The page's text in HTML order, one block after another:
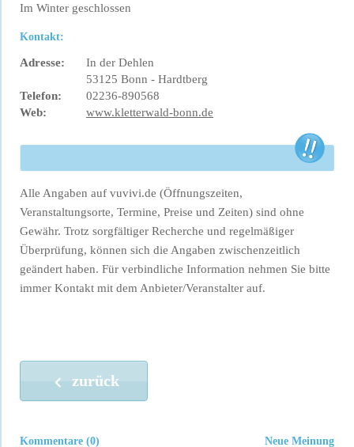
Im Winter geschlossen
Kontakt:
Adresse:
In der Dehlen
53125 Bonn - Hardtberg
Telefon:
02236-890568
Web:
www.kletterwald-bonn.de
Alle Angaben auf vuvivi.de (Öffnungszeiten,
Veranstaltungsorte, Termine, Preise und Zeiten) sind ohne
Gewähr. Trotz sorgfältiger Recherche und regelmäßiger
Überprüfung, können sich die Angaben zwischenzeitlich
geändert haben. Für verbindliche Information nehmen Sie bitte
immer Kontakt mit dem Anbieter/Veranstalter auf.
zurück
Neue Meinung
Kommentare (0)